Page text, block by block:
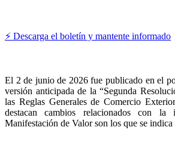
⚡ Descarga el boletín y mantente informado
El 2 de junio de 2026 fue publicado en el
versión anticipada de la “Segunda
las Reglas Generales de Comercio
destacan cambios relacionados con la
Manifestación de Valor son los que se